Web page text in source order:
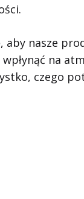
nasze
na
czego